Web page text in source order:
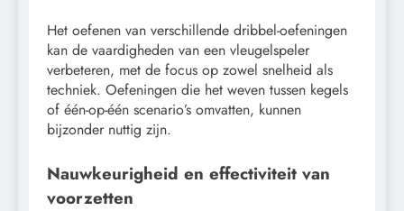
Het oefenen van verschillende dribbel-oefeningen
kan de vaardigheden van een vleugelspeler
verbeteren, met de focus op zowel snelheid als
techniek. Oefeningen die het weven tussen kegels
of één-op-één scenario’s omvatten, kunnen
bijzonder nuttig zijn.
Nauwkeurigheid en effectiviteit van
voorzetten